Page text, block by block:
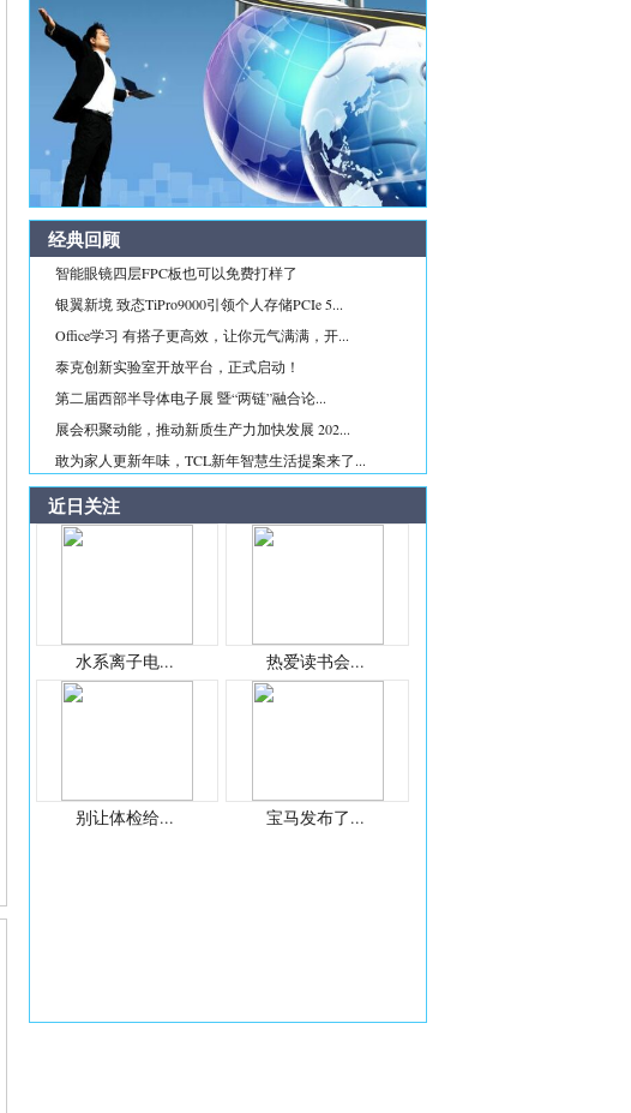
经典回顾
智能眼镜四层FPC板也可以免费打样了
银翼新境 致态TiPro9000引领个人存储PCIe 5...
Office学习 有搭子更高效，让你元气满满，开...
泰克创新实验室开放平台，正式启动！
第二届西部半导体电子展 暨“两链”融合论...
展会积聚动能，推动新质生产力加快发展 202...
敢为家人更新年味，TCL新年智慧生活提案来了...
近日关注
水系离子电... 热爱读书会...
别让体检给... 宝马发布了...